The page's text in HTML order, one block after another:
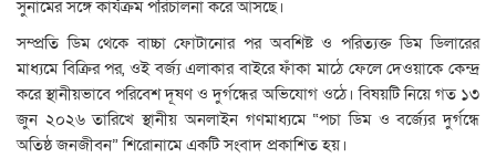
সুনামের সঙ্গে কার্যক্রম পরিচালনা করে আসছে।
সম্প্রতি ডিম থেকে বাচ্চা ফোটানোর পর অবশিষ্ট ও পরিত্যক্ত ডিম ডিলারের
মাধ্যমে বিক্রির পর, ওই বর্জ্য এলাকার বাইরে ফাঁকা মাঠে ফেলে দেওয়াকে কেন্দ্র
করে স্থানীয়ভাবে পরিবেশ দূষণ ও দুর্গন্ধের অভিযোগ ওঠে। বিষয়টি নিয়ে গত ১৩
জুন ২০২৬ তারিখে স্থানীয় অনলাইন গণমাধ্যমে “পচা ডিম ও বর্জ্যের দুর্গন্ধে
অতিষ্ঠ জনজীবন” শিরোনামে একটি সংবাদ প্রকাশিত হয়।